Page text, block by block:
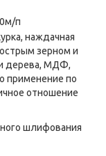
п
наждачная
зерном и
дерева, МДФ,
применение по
отношение
шлифования